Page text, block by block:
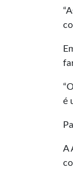
é
A